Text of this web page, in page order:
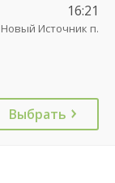
16:21
Новый Источник п.
Выбрать